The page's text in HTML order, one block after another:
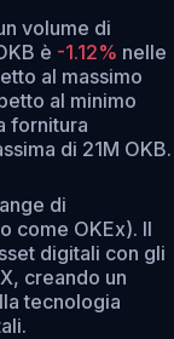
volume di
è -1.12% nelle
al massimo
al minimo
fornitura
di 21M OKB.
di
come OKEx). Il
digitali con gli
creando un
tecnologia